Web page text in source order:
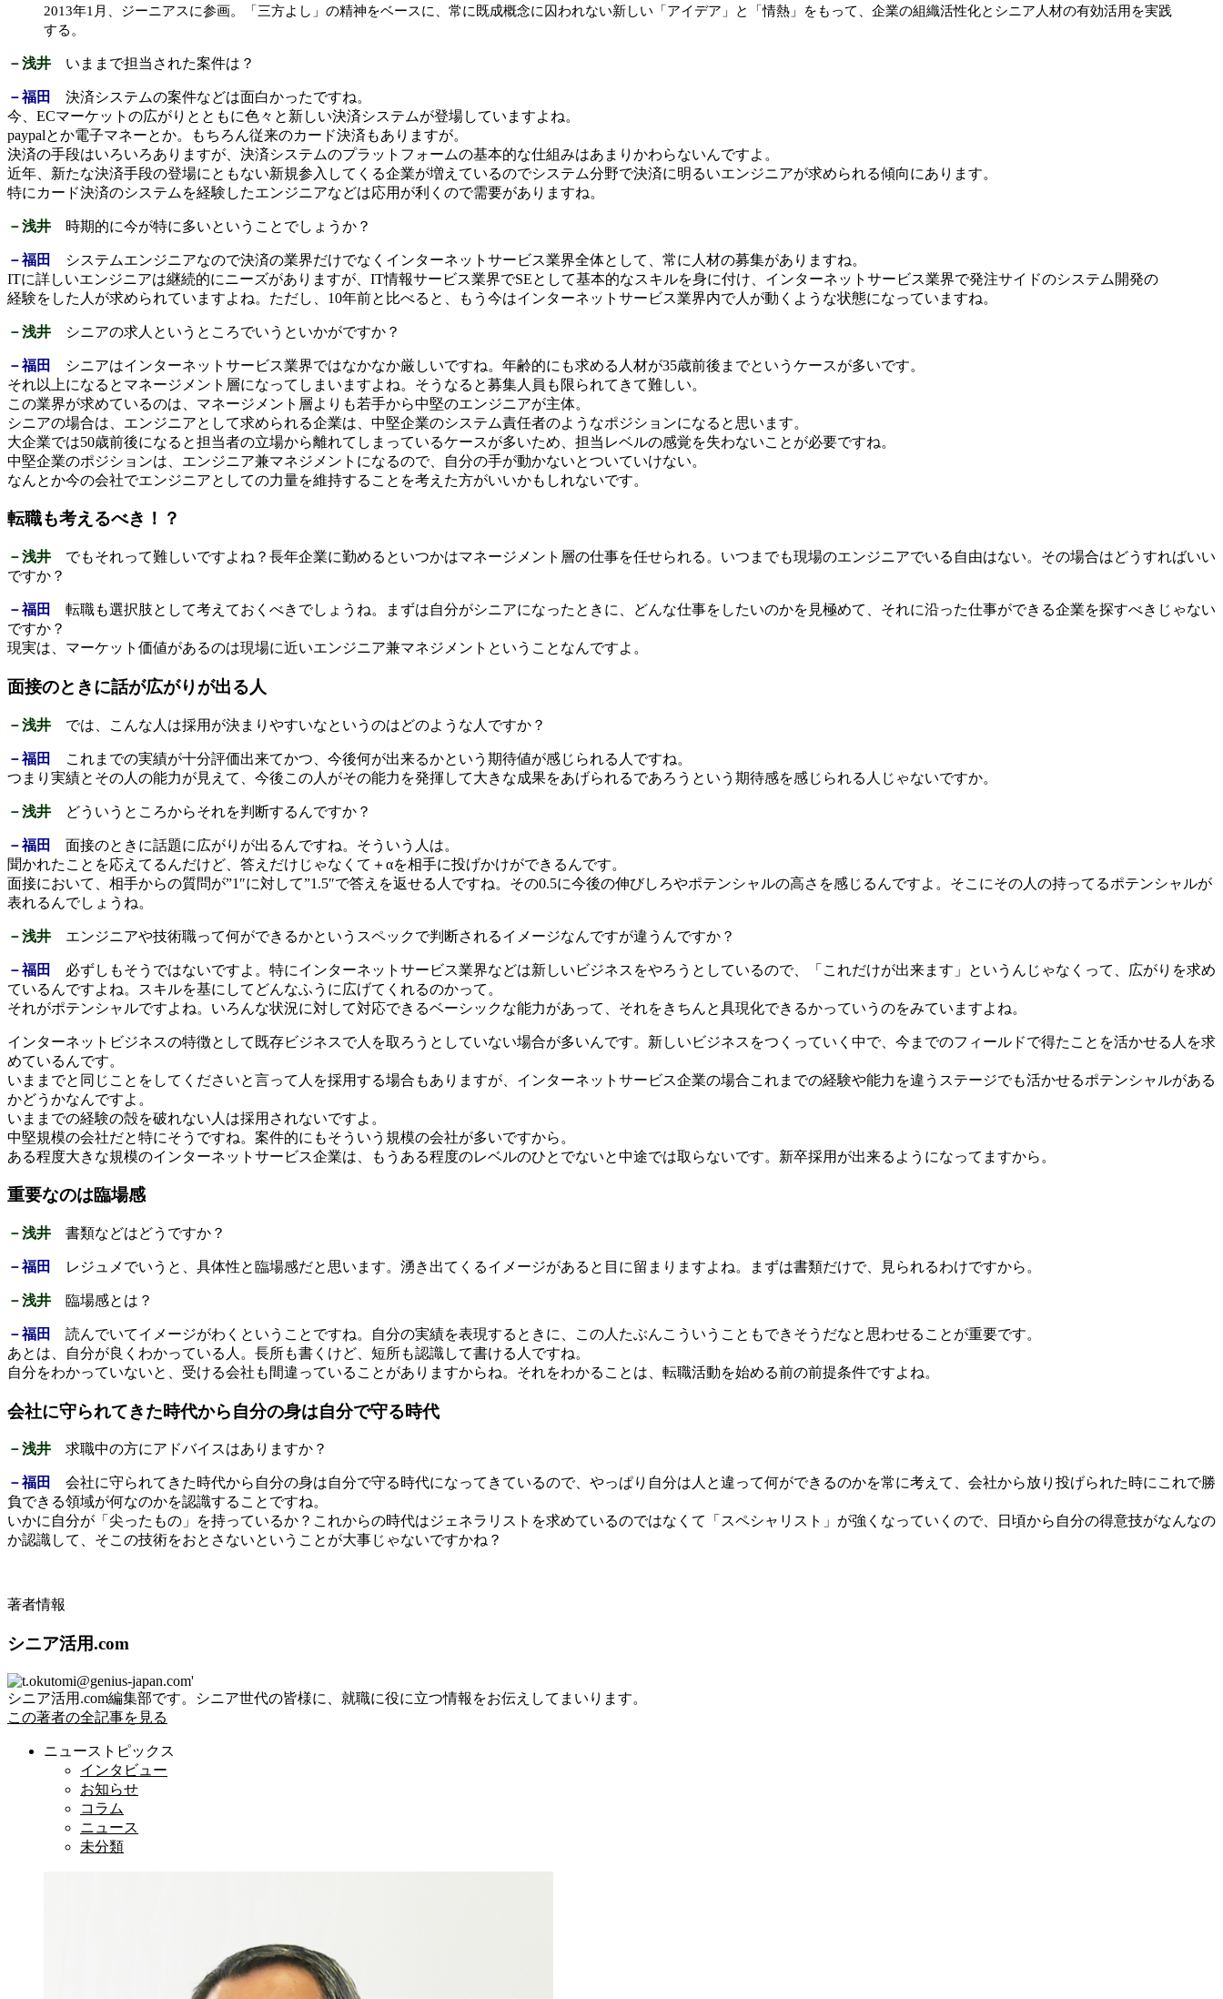
2013年1月、ジーニアスに参画。「三方よし」の精神をベースに、常に既成概念に囚われない新しい「アイデア」と「情熱」をもって、企業の組織活性化とシニア人材の有効活用を実践
する。
－浅井 いままで担当された案件は？
－福田
決済システムの案件などは面白かったですね。
今、ECマーケットの広がりとともに色々と新しい決済システムが登場していますよね。
paypalとか電子マネーとか。もちろん従来のカード決済もありますが。
決済の手段はいろいろありますが、決済システムのプラットフォームの基本的な仕組みはあまりかわらないんですよ。
近年、新たな決済手段の登場にともない新規参入してくる企業が増えているのでシステム分野で決済に明るいエンジニアが求められる傾向にあります。
特にカード決済のシステムを経験したエンジニアなどは応用が利くので需要がありますね。
－浅井 時期的に今が特に多いということでしょうか？
－福田
システムエンジニアなので決済の業界だけでなくインターネットサービス業界全体として、常に人材の募集がありますね。
ITに詳しいエンジニアは継続的にニーズがありますが、IT情報サービス業界でSEとして基本的なスキルを身に付け、インターネットサービス業界で発注サイドのシステム開発の
経験をした人が求められていますよね。ただし、10年前と比べると、もう今はインターネットサービス業界内で人が動くような状態になっていますね。
－浅井 シニアの求人というところでいうといかがですか？
－福田
シニアはインターネットサービス業界ではなかなか厳しいですね。年齢的にも求める人材が35歳前後までというケースが多いです。
それ以上になるとマネージメント層になってしまいますよね。そうなると募集人員も限られてきて難しい。
この業界が求めているのは、マネージメント層よりも若手から中堅のエンジニアが主体。
シニアの場合は、エンジニアとして求められる企業は、中堅企業のシステム責任者のようなポジションになると思います。
大企業では50歳前後になると担当者の立場から離れてしまっているケースが多いため、担当レベルの感覚を失わないことが必要ですね。
中堅企業のポジションは、エンジニア兼マネジメントになるので、自分の手が動かないとついていけない。
なんとか今の会社でエンジニアとしての力量を維持することを考えた方がいいかもしれないです。
転職も考えるべき！？
－浅井 でもそれって難しいですよね？長年企業に勤めるといつかはマネージメント層の仕事を任せられる。いつまでも現場のエンジニアでいる自由はない。その場合はどうすればいい
ですか？
－福田
転職も選択肢として考えておくべきでしょうね。まずは自分がシニアになったときに、どんな仕事をしたいのかを見極めて、それに沿った仕事ができる企業を探すべきじゃない
ですか？
現実は、マーケット価値があるのは現場に近いエンジニア兼マネジメントということなんですよ。
面接のときに話が広がりが出る人
－浅井 では、こんな人は採用が決まりやすいなというのはどのような人ですか？
－福田
これまでの実績が十分評価出来てかつ、今後何が出来るかという期待値が感じられる人ですね。
つまり実績とその人の能力が見えて、今後この人がその能力を発揮して大きな成果をあげられるであろうという期待感を感じられる人じゃないですか。
－浅井 どういうところからそれを判断するんですか？
－福田
面接のときに話題に広がりが出るんですね。そういう人は。
聞かれたことを応えてるんだけど、答えだけじゃなくて＋αを相手に投げかけができるんです。
面接において、相手からの質問が”1″に対して”1.5″で答えを返せる人ですね。その0.5に今後の伸びしろやポテンシャルの高さを感じるんですよ。そこにその人の持ってるポテンシャルが
表れるんでしょうね。
－浅井 エンジニアや技術職って何ができるかというスペックで判断されるイメージなんですが違うんですか？
－福田
必ずしもそうではないですよ。特にインターネットサービス業界などは新しいビジネスをやろうとしているので、「これだけが出来ます」というんじゃなくって、広がりを求め
ているんですよね。スキルを基にしてどんなふうに広げてくれるのかって。
それがポテンシャルですよね。いろんな状況に対して対応できるベーシックな能力があって、それをきちんと具現化できるかっていうのをみていますよね。
インターネットビジネスの特徴として既存ビジネスで人を取ろうとしていない場合が多いんです。新しいビジネスをつくっていく中で、今までのフィールドで得たことを活かせる人を求
めているんです。
いままでと同じことをしてくださいと言って人を採用する場合もありますが、インターネットサービス企業の場合これまでの経験や能力を違うステージでも活かせるポテンシャルがある
かどうかなんですよ。
いままでの経験の殻を破れない人は採用されないですよ。
中堅規模の会社だと特にそうですね。案件的にもそういう規模の会社が多いですから。
ある程度大きな規模のインターネットサービス企業は、もうある程度のレベルのひとでないと中途では取らないです。新卒採用が出来るようになってますから。
重要なのは臨場感
－浅井 書類などはどうですか？
－福田 レジュメでいうと、具体性と臨場感だと思います。湧き出てくるイメージがあると目に留まりますよね。まずは書類だけで、見られるわけですから。
－浅井 臨場感とは？
－福田
読んでいてイメージがわくということですね。自分の実績を表現するときに、この人たぶんこういうこともできそうだなと思わせることが重要です。
あとは、自分が良くわかっている人。長所も書くけど、短所も認識して書ける人ですね。
自分をわかっていないと、受ける会社も間違っていることがありますからね。それをわかることは、転職活動を始める前の前提条件ですよね。
会社に守られてきた時代から自分の身は自分で守る時代
－浅井 求職中の方にアドバイスはありますか？
－福田
会社に守られてきた時代から自分の身は自分で守る時代になってきているので、やっぱり自分は人と違って何ができるのかを常に考えて、会社から放り投げられた時にこれで勝
負できる領域が何なのかを認識することですね。
いかに自分が「尖ったもの」を持っているか？これからの時代はジェネラリストを求めているのではなくて「スペシャリスト」が強くなっていくので、日頃から自分の得意技がなんなの
か認識して、そこの技術をおとさないということが大事じゃないですかね？
著者情報
シニア活用.com
シニア活用.com編集部です。シニア世代の皆様に、就職に役に立つ情報をお伝えしてまいります。
この著者の全記事を見る
ニューストピックス
インタビュー
お知らせ
コラム
ニュース
未分類